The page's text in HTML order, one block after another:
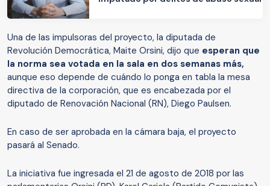
Una de las impulsoras del proyecto, la diputada de
Revolución Democrática, Maite Orsini, dijo que esperan que
la norma sea votada en la sala en dos semanas más,
aunque eso depende de cuándo lo ponga en tabla la mesa
directiva de la corporación, que es encabezada por el
diputado de Renovación Nacional (RN), Diego Paulsen.
En caso de ser aprobada en la cámara baja, el proyecto
pasará al Senado.
La iniciativa fue ingresada el 21 de agosto de 2018 por las